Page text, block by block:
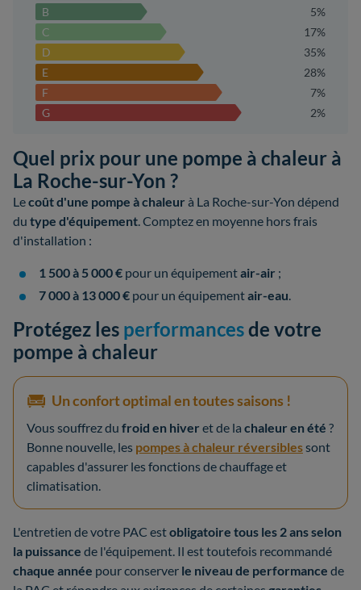
B
5%
C
17%
D
35%
E
28%
F
7%
G
2%
Quel prix pour une pompe à chaleur à
La Roche-sur-Yon ?
Lecoût d'une pompe à chaleur à La Roche-sur-Yon dépend
du type d'équipement. Comptez en moyenne hors frais
d'installation :
1 500 à 5 000 € pour un équipementair-air ;
7 000 à 13 000 € pour un équipementair-eau.
Protégez les performancesde votre
pompe à chaleur
Un confort optimal en toutes saisons !
Vous souffrez du froid en hiver et de la chaleur en été ?
Bonne nouvelle, les pompes à chaleur réversiblessont
capables d'assurer les fonctions de chauffage et
climatisation.
L'entretien de votre PAC estobligatoire tous les 2 ans selon
la puissance de l'équipement. Il est toutefois recommandé
chaque année pour conserver le niveau de performance de